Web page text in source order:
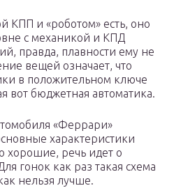
КПП и «роботом» есть, оно
с механикой и КПД
правда, плавности ему не
вещей означает, что
в положительном ключе
вот бюджетная автоматика.
«Феррари»
характеристики
хорошие, речь идет о
гонок как раз такая схема
нельзя лучше.